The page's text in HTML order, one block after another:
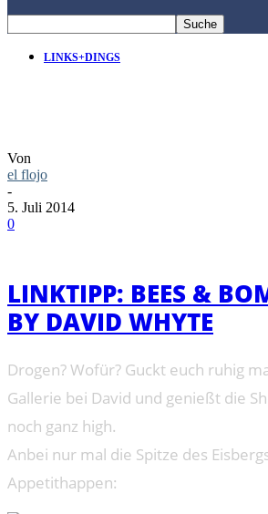
LINKS+DINGS
Von
el flojo
-
5. Juli 2014
0
LINKTIPP: BEES &
BY DAVID WHYTE
Drogen? Wofür? Guckt euch ruhig
Gallerie bei David und genießt die
noch ganz high.
Anbei nur mal die Spitze des
Appetithappen: